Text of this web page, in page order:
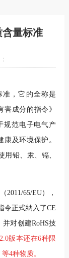
含量标准
准，它的全称是
害成分的指令》
规范电子电气产
及环境保护。
用铅、汞、镉、
（2011/65/EU），
令正式纳入了CE
对创建RoHS技
版本还在6种限
4种物质。